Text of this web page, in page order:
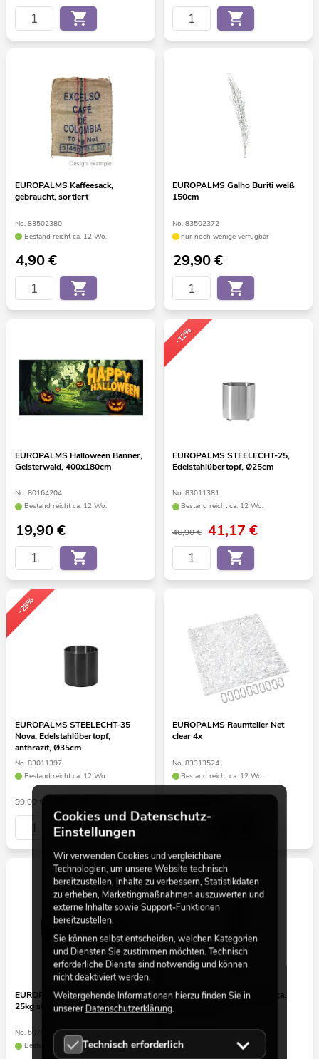
EUROPALMS Kaffeesack,
gebraucht, sortiert
No. 83502380
Bestand reicht ca. 12 Wo.
4,90€
EUROPALMS Galho Buriti weiß
150cm
No. 83502372
nur noch wenige verfügbar
29,90€
EUROPALMS Halloween Banner,
Geisterwald, 400x180cm
No. 80164204
Bestand reicht ca. 12 Wo.
19,90€
-12%
EUROPALMS STEELECHT-25,
Edelstahlübertopf, Ø25cm
No. 83011381
Bestand reicht ca. 12 Wo.
46,90 € 41,17 €
-25%
EUROPALMS STEELECHT-35
Nova, Edelstahlübertopf,
anthrazit, Ø35cm
No. 83011397
Bestand reicht ca. 12 Wo.
99,00 € 74,79€
EUROPALMS Raumteiler Net
clear 4x
No. 83313524
Bestand reicht ca. 12 Wo.
19,90€
EUROPALMS Drehteller 25cm bis
25kg silber
No. 50701195
Bestand reicht ca. 12 Wo.
EUROPALMS Cacho Coco ca.
120-190cm
No. 83502349
Bestand reicht ca. 12 Wo.
Cookies und Datenschutz-
Einstellungen
Wir verwenden Cookies und vergleichbare
Technologien, um unsere Website technisch
bereitzustellen, Inhalte zu verbessern, Statistikdaten
zu erheben, Marketingmaßnahmen auszuwerten und
externe Inhalte sowie Support-Funktionen
bereitzustellen.
Sie können selbst entscheiden, welchen Kategorien
und Diensten Sie zustimmen möchten. Technisch
erforderliche Dienste sind notwendig und können
nicht deaktiviert werden.
Weitergehende Informationen hierzu finden Sie in
unsererDatenschutzerklärung.
Technisch erforderlich